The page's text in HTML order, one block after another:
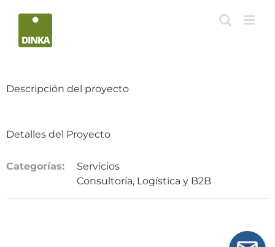
Descripción del proyecto
Detalles del Proyecto
Categorías:
Servicios
Consultoría, Logística y B2B